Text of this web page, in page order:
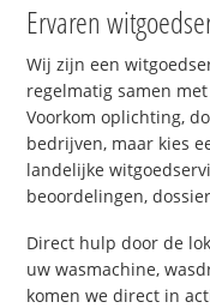
Ervaren
Wij zijn een
regelmatig samen
Voorkom oplichting,
bedrijven, maar kies
landelijke
beoordelingen,
Direct hulp door de
uw wasmachine,
komen we direct in